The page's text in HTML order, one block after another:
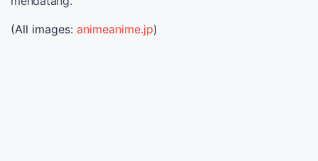
(All images: animeanime.jp)